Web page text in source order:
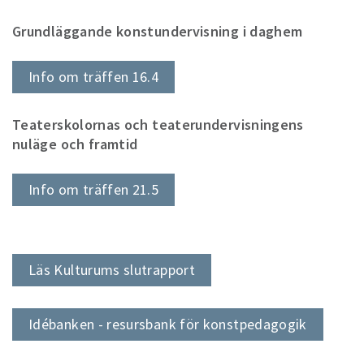
Grundläggande konstundervisning i daghem
Info om träffen 16.4
Teaterskolornas och teaterundervisningens
nuläge och framtid
Info om träffen 21.5
Läs Kulturums slutrapport
Idébanken - resursbank för konstpedagogik